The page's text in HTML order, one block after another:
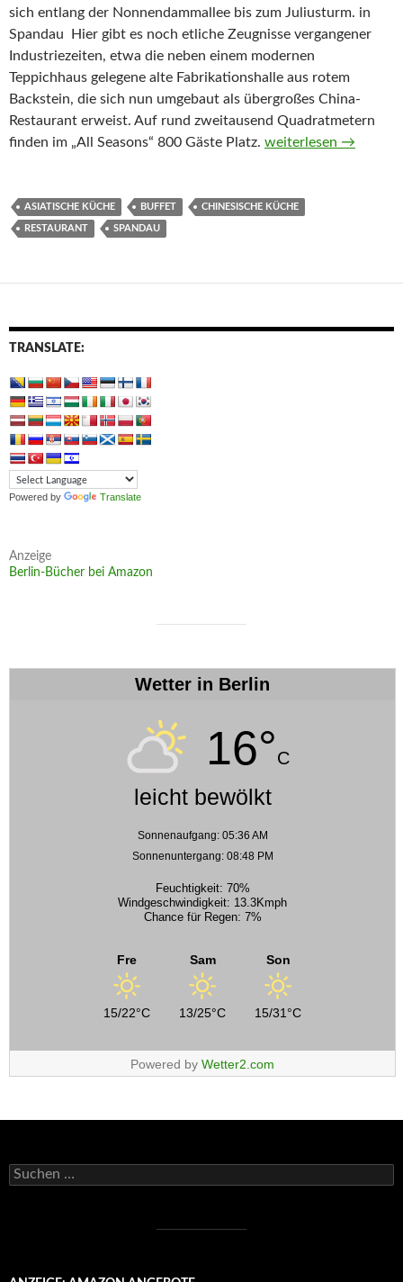
sich entlang der Nonnendammallee bis zum Juliusturm. in
Spandau Hier gibt es noch etliche Zeugnisse vergangener
Industriezeiten, etwa die neben einem modernen
Teppichhaus gelegene alte Fabrikationshalle aus rotem
Backstein, die sich nun umgebaut als übergroßes China-
Restaurant erweist. Auf rund zweitausend Quadratmetern
finden im „All Seasons“ 800 Gäste Platz. „All Seasons“:
weiterlesen →
ASIATISCHE KÜCHE BUFFET CHINESISCHE KÜCHE
RESTAURANT SPANDAU
TRANSLATE:
Powered by Translate
Anzeige
Berlin-Bücher bei Amazon
Wetter in Berlin
16°C
leicht bewölkt
Sonnenaufgang: 05:36 AM
Sonnenuntergang: 08:48 PM
Feuchtigkeit: 70%
Windgeschwindigkeit: 13.3Kmph
Chance für Regen: 7%
Fre
15/22°C
Sam
13/25°C
Son
15/31°C
Powered by Wetter2.com
Suchen
nach: